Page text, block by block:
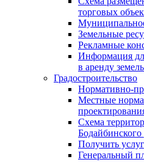
торговых
Земельные
Рекламные
Информация
в аренду
Градостроительство
Нормативно-
Местные
Схема
Получить
Генеральный